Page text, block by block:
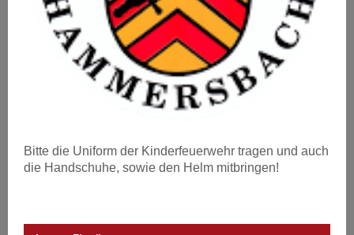
Bitte die Uniform der Kinderfeuerwehr tragen und auch
die Handschuhe, sowie den Helm mitbringen!
Post
Beitragsnavigation